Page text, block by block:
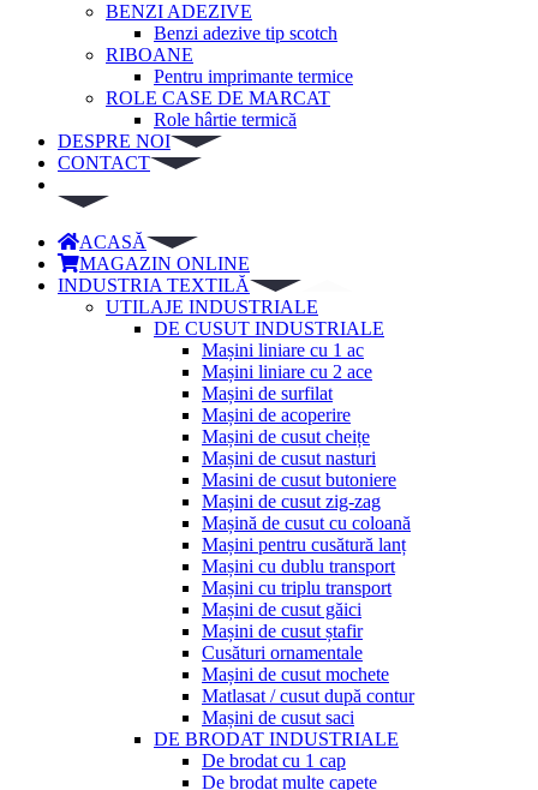
BENZI ADEZIVE
Benzi adezive tip scotch
RIBOANE
Pentru imprimante termice
ROLE CASE DE MARCAT
Role hârtie termică
DESPRE NOI
CONTACT
ACASĂ
MAGAZIN ONLINE
INDUSTRIA TEXTILĂ
UTILAJE INDUSTRIALE
DE CUSUT INDUSTRIALE
Mașini liniare cu 1 ac
Mașini liniare cu 2 ace
Mașini de surfilat
Mașini de acoperire
Mașini de cusut cheițe
Mașini de cusut nasturi
Masini de cusut butoniere
Mașini de cusut zig-zag
Mașină de cusut cu coloană
Mașini pentru cusătură lanț
Mașini cu dublu transport
Mașini cu triplu transport
Mașini de cusut găici
Mașini de cusut ștafir
Cusături ornamentale
Mașini de cusut mochete
Matlasat / cusut după contur
Mașini de cusut saci
DE BRODAT INDUSTRIALE
De brodat cu 1 cap
De brodat multe capete